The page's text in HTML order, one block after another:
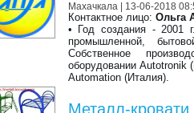
Махачкала | 13-06-2018
Контактное лицо: Ольга
• Год создания - 2001
промышленной,
Собственное
оборудовании Autotronik
Automation (Италия).
Металл-кровати